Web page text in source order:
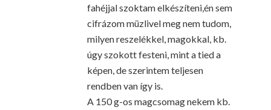
fahéjjal szoktam elkészíteni,én sem
cifrázom müzlivel meg nem tudom,
milyen reszelékkel, magokkal, kb.
úgy szokott festeni, mint a tied a
képen, de szerintem teljesen
rendben van így is.
A 150 g-os magcsomag nekem kb.